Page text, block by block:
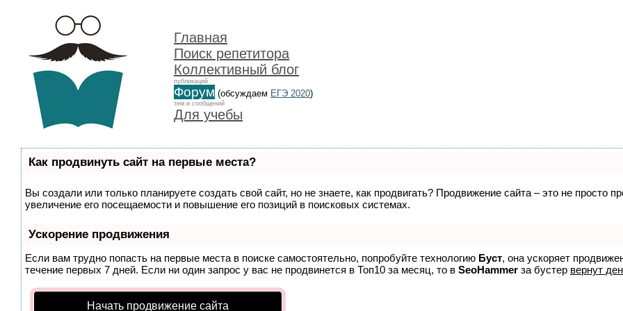
Главная
Поиск репетитора
Коллективный блог
публикаций
Форум (обсуждаем ЕГЭ 2020)
тем и сообщений
Для учебы
Как продвинуть сайт на первые места?
Вы создали или только планируете создать свой сайт, но не знаете, как продвигать? Продвижение сайта – это не просто
увеличение его посещаемости и повышение его позиций в поисковых системах.
Ускорение продвижения
Если вам трудно попасть на первые места в поиске самостоятельно, попробуйте технологию Буст, она ускоряет
течение первых 7 дней. Если ни один запрос у вас не продвинется в Топ10 за месяц, то в SeoHammer за бустер вернут
Начать продвижение сайта